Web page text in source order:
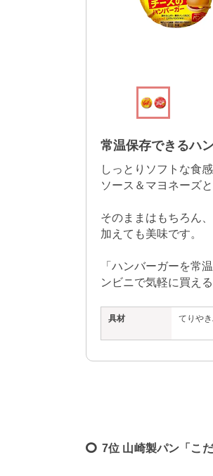
常温保存できるハ
しっとりソフトな食
ソース＆マヨネーズ
そのままはもちろん
加えても美味です。
「ハンバーガーを常
ンビニで気軽に買え
具材 てりや
7位 山崎製パン「こ